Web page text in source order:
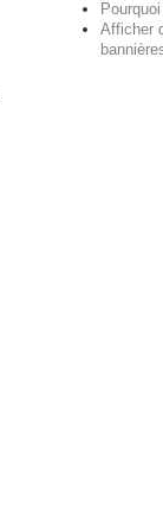
Afficher